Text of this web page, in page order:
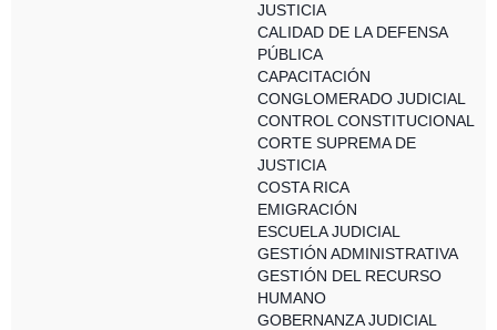
JUSTICIA
CALIDAD DE LA DEFENSA
PÚBLICA
CAPACITACIÓN
CONGLOMERADO JUDICIAL
CONTROL CONSTITUCIONAL
CORTE SUPREMA DE
JUSTICIA
COSTA RICA
EMIGRACIÓN
ESCUELA JUDICIAL
GESTIÓN ADMINISTRATIVA
GESTIÓN DEL RECURSO
HUMANO
GOBERNANZA JUDICIAL